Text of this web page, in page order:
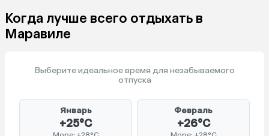
Когда лучше всего отдыхать в
Маравиле
Выберите идеальное время для незабываемого
отпуска
Январь
+25°C
Февраль
+26°C